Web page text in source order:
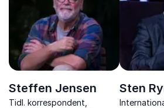
Steffen Jensen
Tidl. korrespondent,
Sten